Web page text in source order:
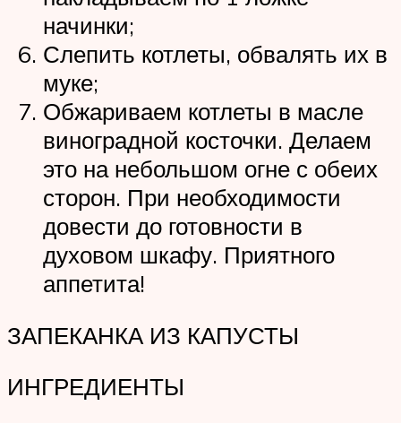
начинки;
Слепить котлеты, обвалять их в
муке;
Обжариваем котлеты в масле
виноградной косточки. Делаем
это на небольшом огне с обеих
сторон. При необходимости
довести до готовности в
духовом шкафу. Приятного
аппетита!
ЗАПЕКАНКА ИЗ КАПУСТЫ
ИНГРЕДИЕНТЫ